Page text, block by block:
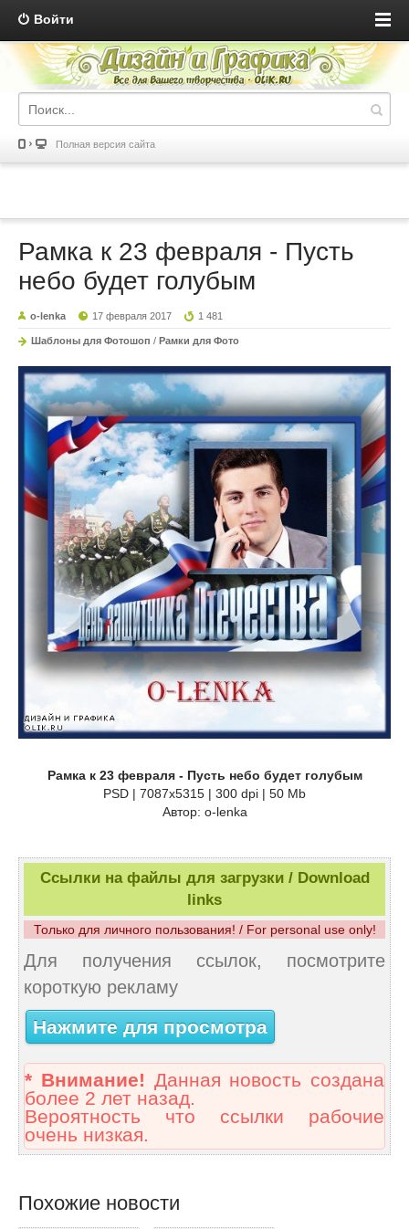
Войти
Полная версия сайта
Рамка к 23 февраля - Пусть
небо будет голубым
o-lenka 17 февраля 2017 1 481
Шаблоны для Фотошоп / Рамки для Фото
Рамка к 23 февраля - Пусть небо будет голубым
PSD | 7087x5315 | 300 dpi | 50 Mb
Автор: o-lenka
Ссылки на файлы для загрузки / Download
links
Только для личного пользования! / For personal use only!
Для получения ссылок, посмотрите
короткую рекламу
Нажмите для просмотра
* Внимание! Данная новость создана
более 2 лет назад.
Вероятность что ссылки рабочие
очень низкая.
Похожие новости